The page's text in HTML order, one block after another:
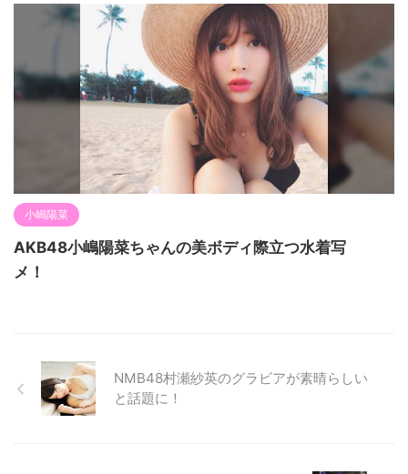
小嶋陽菜
AKB48小嶋陽菜ちゃんの美ボディ際立つ水着写
メ！
NMB48村瀬紗英のグラビアが素晴らしい
と話題に！